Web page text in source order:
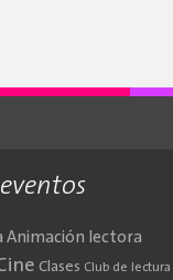
Animación lectora
Clases Club de lectura